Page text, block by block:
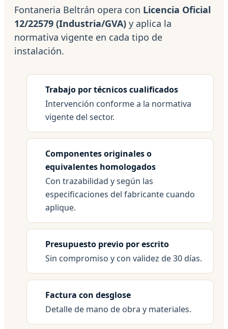
Fontaneria Beltrán opera con Licencia Oficial
12/22579 (Industria/GVA) y aplica la
normativa vigente en cada tipo de
instalación.
Trabajo por técnicos cualificados
Intervención conforme a la normativa
vigente del sector.
Componentes originales o
equivalentes homologados
Con trazabilidad y según las
especificaciones del fabricante cuando
aplique.
Presupuesto previo por escrito
Sin compromiso y con validez de 30 días.
Factura con desglose
Detalle de mano de obra y materiales.